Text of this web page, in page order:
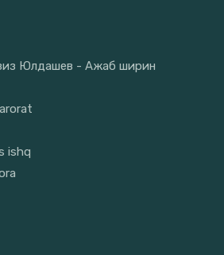
Юлдашев - Ажаб ширин
ishq